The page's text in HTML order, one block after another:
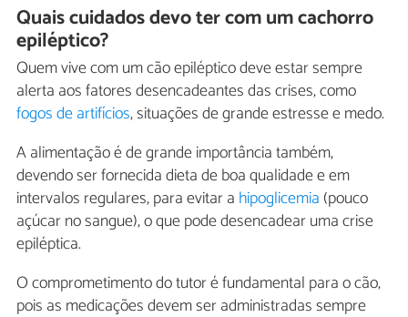
Quais cuidados devo ter com um cachorro
epiléptico?
Quem vive com um cão epiléptico deve estar sempre
alerta aos fatores desencadeantes das crises, como
fogos de artifícios, situações de grande estresse e medo.
A alimentação é de grande importância também,
devendo ser fornecida dieta de boa qualidade e em
intervalos regulares, para evitar a hipoglicemia (pouco
açúcar no sangue), o que pode desencadear uma crise
epiléptica.
O comprometimento do tutor é fundamental para o cão,
pois as medicações devem ser administradas sempre